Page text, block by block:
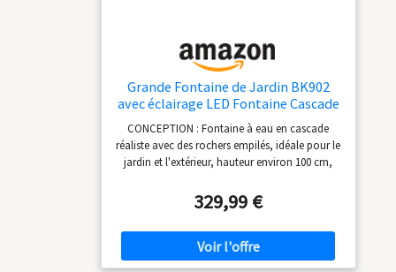
Grande Fontaine de Jardin BK902
avec éclairage LED Fontaine Cascade
en Pierre Grande décoration de
Jardin Aspect Pierre 100 cm
CONCEPTION : Fontaine à eau en cascade
réaliste avec des rochers empilés, idéale pour le
jardin et l'extérieur, hauteur environ 100 cm,
environ 15 kg ÉCLAIRAGE : L'éclairage LED
intégré fournit des accents lumineux
d'ambiance et illumine les cascades d'eau
MATÉRIAU : Fabriqué en polyrésine de haute
qualité, résistant aux intempéries. Aspect pierre
329,99 €